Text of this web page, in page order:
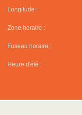
Longitude :
Zone horaire :
Fuseau horaire :
Heure d'été :